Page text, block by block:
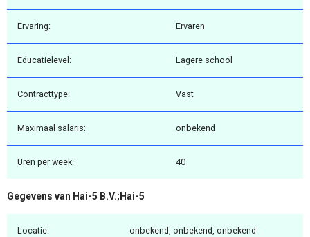
Ervaring: Ervaren
Educatielevel: Lagere school
Contracttype: Vast
Maximaal salaris: onbekend
Uren per week: 40
Gegevens van Hai-5 B.V.;Hai-5
Locatie: onbekend, onbekend, onbekend